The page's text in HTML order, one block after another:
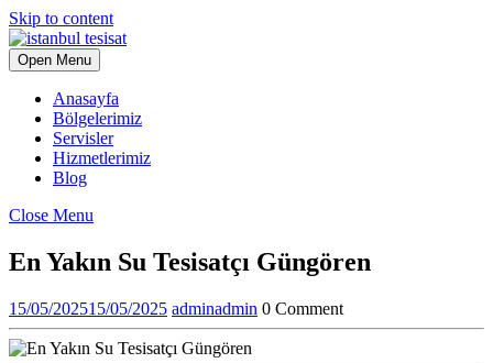
Skip to content
Open Menu
Anasayfa
Bölgelerimiz
Servisler
Hizmetlerimiz
Blog
Close Menu
En Yakın Su Tesisatçı Güngören
15/05/202515/05/2025 adminadmin 0 Comment